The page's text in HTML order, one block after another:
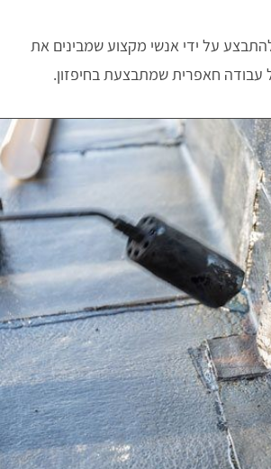
על ידי אנשי מקצוע שמבינים את
עבודה חאפרית שמתבצעת בחיפזון.